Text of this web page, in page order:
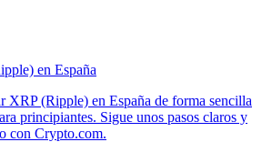
en España
XRP (Ripple) en España de forma sencilla
principiantes. Sigue unos pasos claros y
con Crypto.com.